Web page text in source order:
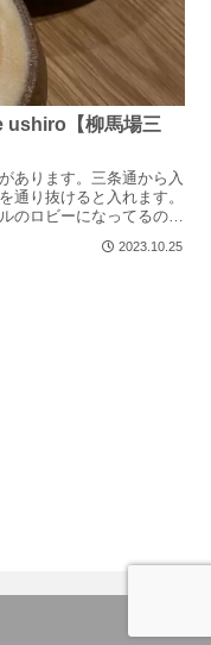
ushiro【柳馬場三
あります。三条通から入
通り抜けると入れます。
のロビーになってるの
2023.10.25